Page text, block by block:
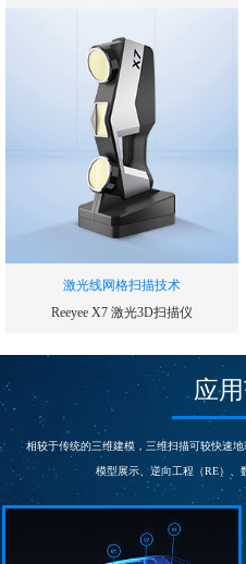
单幅扫描精度
0.05
mm
测量范围
210*150
480000次/秒
0.03
帧扫描区域
300*275mm
激光线网格扫描技术
Reeyee X7 激光3D扫描仪
应
相较于传统的三维建模，三维扫描可较快速
模型展示、逆向工程（RE）、